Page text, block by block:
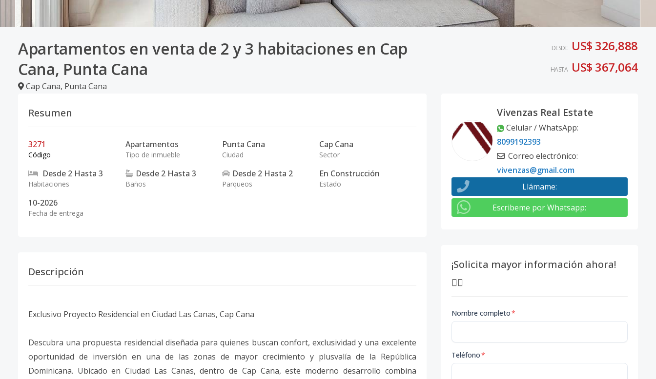
Apartamentos en venta de 2 y 3 habitaciones en Cap
Cana, Punta Cana
Cap Cana, Punta Cana
DESDE US$ 326,888
HASTA US$ 367,064
Resumen
3271
Código
Apartamentos
Tipo de inmueble
Punta Cana
Ciudad
Cap Cana
Sector
Desde 2 Hasta 3
Habitaciones
Desde 2 Hasta 3
Baños
Desde 2 Hasta 2
Parqueos
En Construcción
Estado
10-2026
Fecha de entrega
Descripción
Exclusivo Proyecto Residencial en Ciudad Las Canas, Cap Cana
Descubra una propuesta residencial diseñada para quienes buscan confort, exclusividad y una excelente
oportunidad de inversión en una de las zonas de mayor crecimiento y plusvalía de la República
Dominicana. Ubicado en Ciudad Las Canas, dentro de Cap Cana, este moderno desarrollo combina
Vivenzas Real Estate
Celular / WhatsApp:
8099192393
Correo electrónico:
vivenzas@gmail.com
Llámame:
Escribeme por Whatsapp:
¡Solicita mayor información ahora!
👇🏽
Nombre completo*
Teléfono*